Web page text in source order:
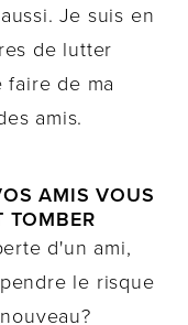
Je suis en
de lutter
de ma
amis.
AMIS VOUS
TOMBER
d'un ami,
le risque